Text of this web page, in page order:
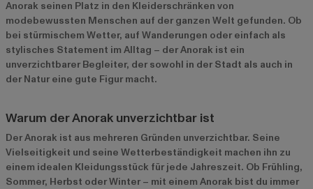
Anorak seinen Platz in den Kleiderschränken von
modebewussten Menschen auf der ganzen Welt gefunden. Ob
bei stürmischem Wetter, auf Wanderungen oder einfach als
stylisches Statement im Alltag – der Anorak ist ein
unverzichtbarer Begleiter, der sowohl in der Stadt als auch in
der Natur eine gute Figur macht.
Warum der Anorak unverzichtbar ist
Der Anorak ist aus mehreren Gründen unverzichtbar. Seine
Vielseitigkeit und seine Wetterbeständigkeit machen ihn zu
einem idealen Kleidungsstück für jede Jahreszeit. Ob Frühling,
Sommer, Herbst oder Winter – mit einem Anorak bist du immer